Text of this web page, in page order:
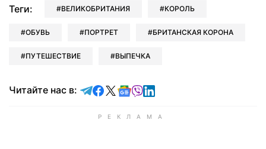
Теги: ВЕЛИКОБРИТАНИЯ КОРОЛЬ
ОБУВЬ ПОРТРЕТ БРИТАНСКАЯ КОРОНА
ПУТЕШЕСТВИЕ ВЫПЕЧКА
Читайте нас в: Читайте в Telegram
Читайте в Facebook
Читайте в X
Читайте в Google news
Читайте в Viber
Читайте в LinkedIn